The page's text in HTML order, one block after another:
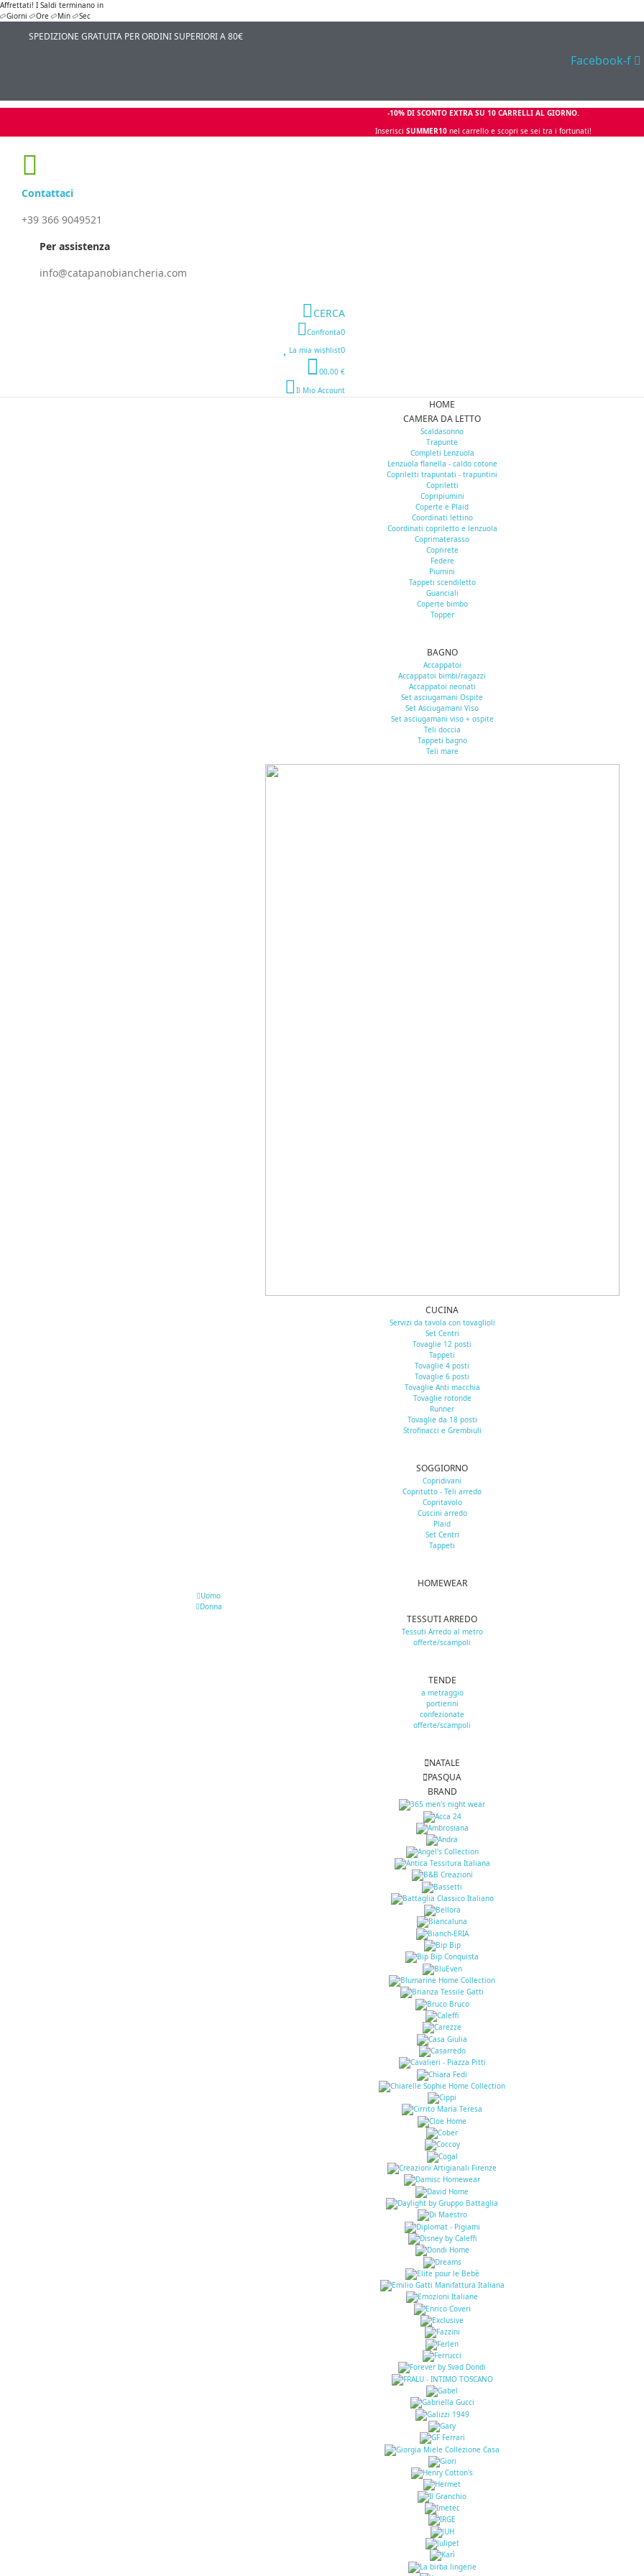
Affrettati! I Saldi terminano in
Giorni
Ore Min Sec
SPEDIZIONE GRATUITA PER ORDINI SUPERIORI A 80€
Facebook-f
-10% DI SCONTO EXTRA SU 10 CARRELLI AL GIORNO.
Inserisci SUMMER10 nel carrello e scopri se sei tra i fortunati!
Contattaci
+39 366 9049521
Per assistenza
info@catapanobiancheria.com
CERCA
Confronta0
La mia wishlist0
00,00 €
Il Mio Account
HOME
CAMERA DA LETTO
Scaldasonno
Trapunte
Completi Lenzuola
Lenzuola flanella - caldo cotone
Copriletti trapuntati - trapuntini
Copriletti
Copripiumini
Coperte e Plaid
Coordinati lettino
Coordinati copriletto e lenzuola
Coprimaterasso
Coprirete
Federe
Piumini
Tappeti scendiletto
Guanciali
Coperte bimbo
Topper
BAGNO
Accappatoi
Accappatoi bimbi/ragazzi
Accappatoi neonati
Set asciugamani Ospite
Set Asciugamani Viso
Set asciugamani viso + ospite
Teli doccia
Tappeti bagno
Teli mare
CUCINA
Servizi da tavola con tovaglioli
Set Centri
Tovaglie 12 posti
Tappeti
Tovaglie 4 posti
Tovaglie 6 posti
Tovaglie Anti macchia
Tovaglie rotonde
Runner
Tovaglie da 18 posti
Strofinacci e Grembiuli
SOGGIORNO
Copridivani
Copritutto - Teli arredo
Copritavolo
Cuscini arredo
Plaid
Set Centri
Tappeti
HOMEWEAR
Uomo
Donna
TESSUTI ARREDO
Tessuti Arredo al metro
offerte/scampoli
TENDE
a metraggio
portierini
confezionate
offerte/scampoli
NATALE
PASQUA
BRAND